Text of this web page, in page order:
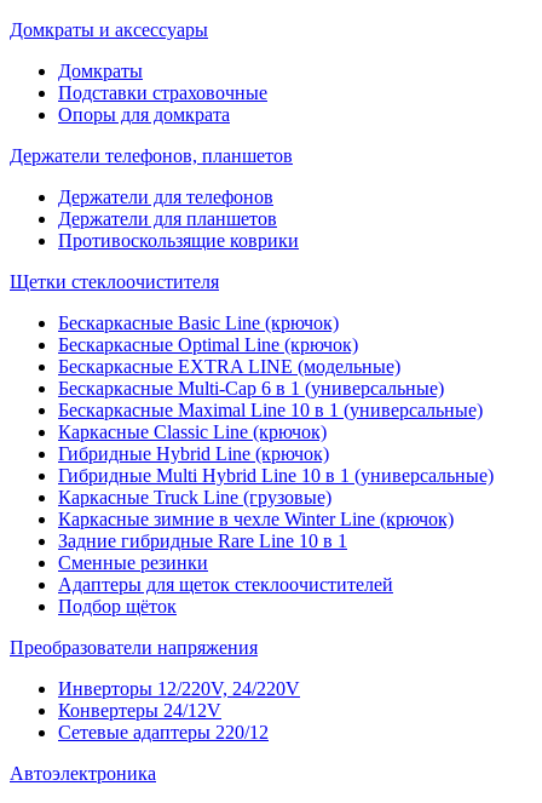
Домкраты и аксессуары
Домкраты
Подставки страховочные
Опоры для домкрата
Держатели телефонов, планшетов
Держатели для телефонов
Держатели для планшетов
Противоскользящие коврики
Щетки стеклоочистителя
Бескаркасные Basic Line (крючок)
Бескаркасные Optimal Line (крючок)
Бескаркасные EXTRA LINE (модельные)
Бескаркасные Multi-Cap 6 в 1 (универсальные)
Бескаркасные Maximal Line 10 в 1 (универсальные)
Каркасные Classic Line (крючок)
Гибридные Hybrid Line (крючок)
Гибридные Multi Hybrid Line 10 в 1 (универсальные)
Каркасные Truck Line (грузовые)
Каркасные зимние в чехле Winter Line (крючок)
Задние гибридные Rare Line 10 в 1
Сменные резинки
Адаптеры для щеток стеклоочистителей
Подбор щёток
Преобразователи напряжения
Инверторы 12/220V, 24/220V
Конвертеры 24/12V
Сетевые адаптеры 220/12
Автоэлектроника